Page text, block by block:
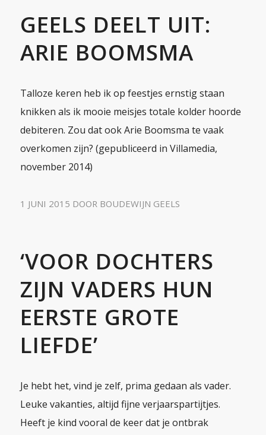
GEELS DEELT UIT:
ARIE BOOMSMA
Talloze keren heb ik op feestjes ernstig staan
knikken als ik mooie meisjes totale kolder hoorde
debiteren. Zou dat ook Arie Boomsma te vaak
overkomen zijn? (gepubliceerd in Villamedia,
november 2014)
1 JUNI 2015 DOOR BOUDEWIJN GEELS
‘VOOR DOCHTERS
ZIJN VADERS HUN
EERSTE GROTE
LIEFDE’
Je hebt het, vind je zelf, prima gedaan als vader.
Leuke vakanties, altijd fijne verjaarspartijtjes.
Heeft je kind vooral de keer dat je ontbrak